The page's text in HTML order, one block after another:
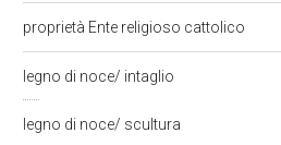
proprietà Ente religioso cattolico
legno di noce/ intaglio
legno di noce/ scultura